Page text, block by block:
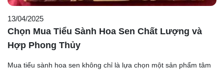
13/04/2025
Chọn Mua Tiểu Sành Hoa Sen Chất Lượng và
Hợp Phong Thủy
Mua tiểu sành hoa sen không chỉ là lựa chọn một sản phẩm tâm